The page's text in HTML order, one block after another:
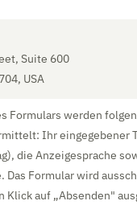
Suite 600
USA
Formulars werden
Ihr eingegebener
die Anzeigesprache
Das Formular wird
Klick auf „Absenden"